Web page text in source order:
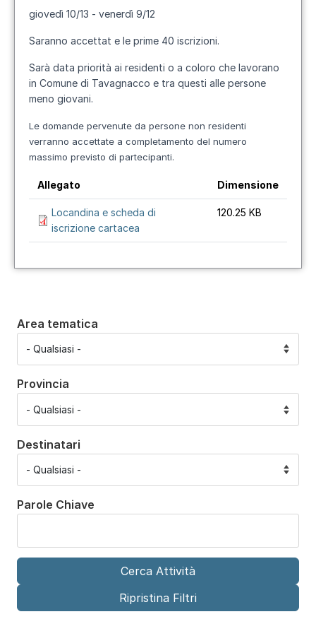
giovedì 10/13 - venerdì 9/12
Saranno accettat e le prime 40 iscrizioni.
Sarà data priorità ai residenti o a coloro che lavorano
in Comune di Tavagnacco e tra questi alle persone
meno giovani.
Le domande pervenute da persone non residenti
verranno accettate a completamento del numero
massimo previsto di partecipanti.
Allegato Dimensione
Locandina e scheda di
iscrizione cartacea
120.25 KB
Area tematica
Provincia
Destinatari
Parole Chiave